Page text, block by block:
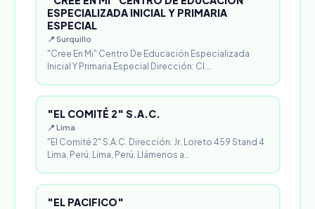
ESPECIALIZADA INICIAL Y PRIMARIA
ESPECIAL
📍 Surquillo
"Cree En Mi" Centro De Educación Especializada
Inicial Y Primaria Especial Dirección: Cl.…
"EL COMITÉ 2" S.A.C.
📍 Lima
"El Comité 2" S.A.C. Dirección: Jr. Loreto 459 Stand 4
Lima, Perú. Lima, Perú. Llámenos a…
"EL PACIFICO"